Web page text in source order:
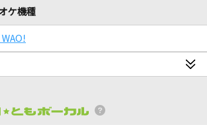
ケ機種
WAO!